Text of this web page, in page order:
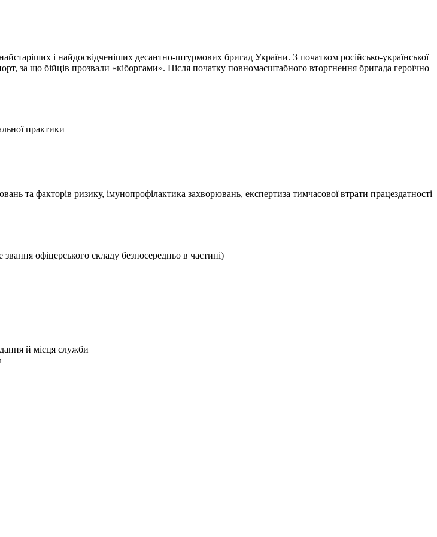
і найдосвідченіших десантно-штурмових бригад України. З початком російсько-української
за що бійців прозвали «кіборгами». Після початку повномасштабного вторгнення бригада героїчно
практики
та факторів ризику, імунопрофілактика захворювань, експертиза тимчасової втрати працездатності
офіцерського складу безпосередньо в частині)
й місця служби